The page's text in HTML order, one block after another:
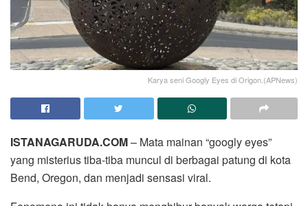
Karya seni Googly Eyes di Origon.(APNews)
ISTANAGARUDA.COM– Mata mainan “googly eyes”
yang misterius tiba-tiba muncul di berbagai patung di kota
Bend, Oregon, dan menjadi sensasi viral.